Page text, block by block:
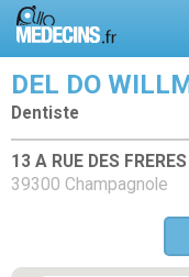
DEL DO
Dentiste
13 A RUE DES
39300 Champagnole